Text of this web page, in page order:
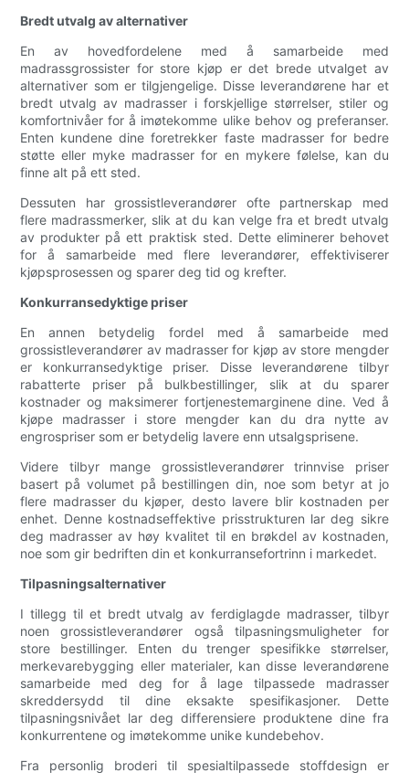
Bredt utvalg av alternativer
En av hovedfordelene med å samarbeide med
madrassgrossister for store kjøp er det brede utvalget av
alternativer som er tilgjengelige. Disse leverandørene har et
bredt utvalg av madrasser i forskjellige størrelser, stiler og
komfortnivåer for å imøtekomme ulike behov og preferanser.
Enten kundene dine foretrekker faste madrasser for bedre
støtte eller myke madrasser for en mykere følelse, kan du
finne alt på ett sted.
Dessuten har grossistleverandører ofte partnerskap med
flere madrassmerker, slik at du kan velge fra et bredt utvalg
av produkter på ett praktisk sted. Dette eliminerer behovet
for å samarbeide med flere leverandører, effektiviserer
kjøpsprosessen og sparer deg tid og krefter.
Konkurransedyktige priser
En annen betydelig fordel med å samarbeide med
grossistleverandører av madrasser for kjøp av store mengder
er konkurransedyktige priser. Disse leverandørene tilbyr
rabatterte priser på bulkbestillinger, slik at du sparer
kostnader og maksimerer fortjenestemarginene dine. Ved å
kjøpe madrasser i store mengder kan du dra nytte av
engrospriser som er betydelig lavere enn utsalgsprisene.
Videre tilbyr mange grossistleverandører trinnvise priser
basert på volumet på bestillingen din, noe som betyr at jo
flere madrasser du kjøper, desto lavere blir kostnaden per
enhet. Denne kostnadseffektive prisstrukturen lar deg sikre
deg madrasser av høy kvalitet til en brøkdel av kostnaden,
noe som gir bedriften din et konkurransefortrinn i markedet.
Tilpasningsalternativer
I tillegg til et bredt utvalg av ferdiglagde madrasser, tilbyr
noen grossistleverandører også tilpasningsmuligheter for
store bestillinger. Enten du trenger spesifikke størrelser,
merkevarebygging eller materialer, kan disse leverandørene
samarbeide med deg for å lage tilpassede madrasser
skreddersydd til dine eksakte spesifikasjoner. Dette
tilpasningsnivået lar deg differensiere produktene dine fra
konkurrentene og imøtekomme unike kundebehov.
Fra personlig broderi til spesialtilpassede stoffdesign er